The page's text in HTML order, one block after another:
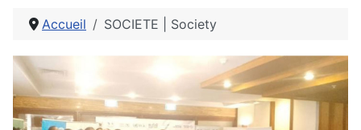
Accueil SOCIETE | Society